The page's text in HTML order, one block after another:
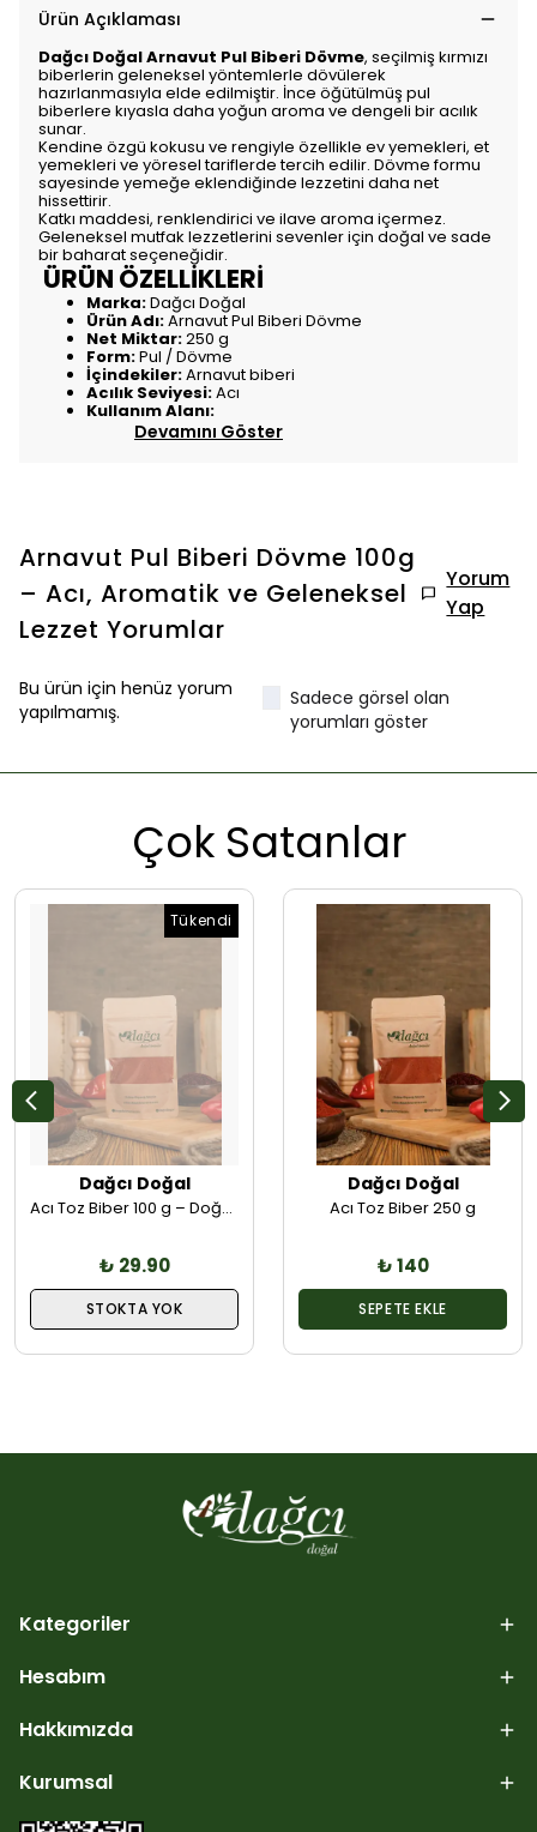
Ürün Açıklaması
Dağcı Doğal Arnavut Pul Biberi Dövme, seçilmiş kırmızı
biberlerin geleneksel yöntemlerle dövülerek
hazırlanmasıyla elde edilmiştir. İnce öğütülmüş pul
biberlere kıyasla daha yoğun aroma ve dengeli bir acılık
sunar.
Kendine özgü kokusu ve rengiyle özellikle ev yemekleri, et
yemekleri ve yöresel tariflerde tercih edilir. Dövme formu
sayesinde yemeğe eklendiğinde lezzetini daha net
hissettirir.
Katkı maddesi, renklendirici ve ilave aroma içermez.
Geleneksel mutfak lezzetlerini sevenler için doğal ve sade
bir baharat seçeneğidir.
ÜRÜN ÖZELLİKLERİ
Marka:Dağcı Doğal
Ürün Adı:Arnavut Pul Biberi Dövme
Net Miktar:250 g
Form:Pul / Dövme
İçindekiler:Arnavut biberi
Acılık Seviyesi:Acı
Kullanım Alanı:
Devamını Göster
Arnavut Pul Biberi Dövme 100g
– Acı, Aromatik ve Geleneksel
Lezzet Yorumlar
Yorum
Yap
Bu ürün için henüz yorum
yapılmamış.
Sadece görsel olan
yorumları göster
Çok Satanlar
Tükendi
Dağcı Doğal
Acı Toz Biber 100 g – Doğal Öğütülmüş, Yemeklere Keskin Acılık
₺ 29.90
STOKTA YOK
Dağcı Doğal
Acı Toz Biber 250 g
₺ 140
SEPETE EKLE
Kategoriler
Hesabım
Hakkımızda
Kurumsal